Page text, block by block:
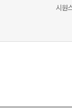
시원